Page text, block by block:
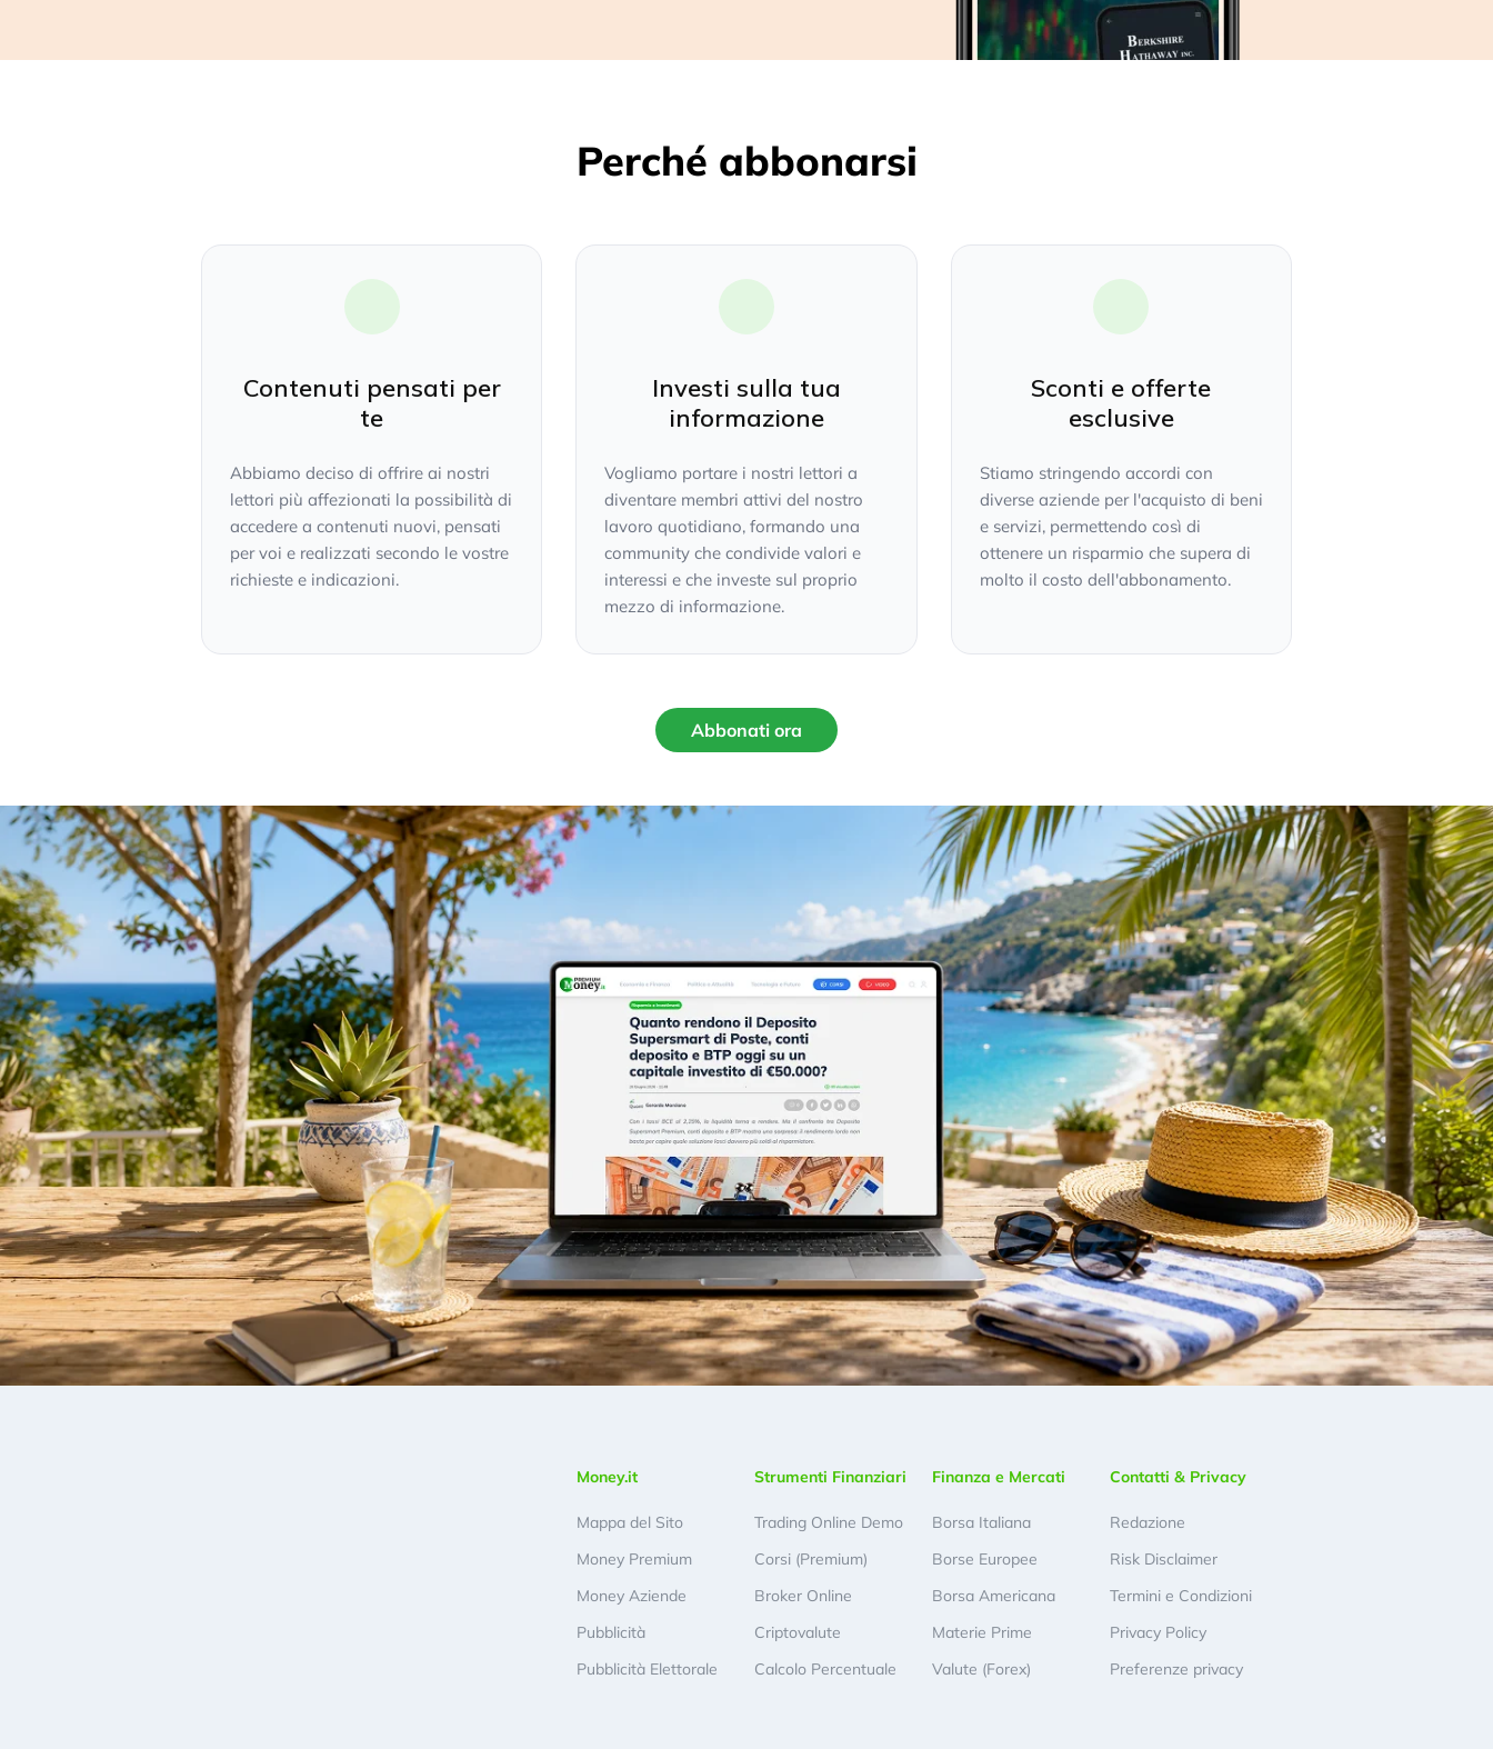
Perché abbonarsi
Contenuti pensati per
te
Abbiamo deciso di offrire ai nostri
lettori più affezionati la possibilità di
accedere a contenuti nuovi, pensati
per voi e realizzati secondo le vostre
richieste e indicazioni.
Investi sulla tua
informazione
Vogliamo portare i nostri lettori a
diventare membri attivi del nostro
lavoro quotidiano, formando una
community che condivide valori e
interessi e che investe sul proprio
mezzo di informazione.
Sconti e offerte
esclusive
Stiamo stringendo accordi con
diverse aziende per l'acquisto di beni
e servizi, permettendo così di
ottenere un risparmio che supera di
molto il costo dell'abbonamento.
Abbonati ora
Money.it
Mappa del Sito
Money Premium
Money Aziende
Pubblicità
Pubblicità Elettorale
Strumenti Finanziari
Trading Online Demo
Corsi (Premium)
Broker Online
Criptovalute
Calcolo Percentuale
Finanza e Mercati
Borsa Italiana
Borse Europee
Borsa Americana
Materie Prime
Valute (Forex)
Contatti & Privacy
Redazione
Risk Disclaimer
Termini e Condizioni
Privacy Policy
Preferenze privacy